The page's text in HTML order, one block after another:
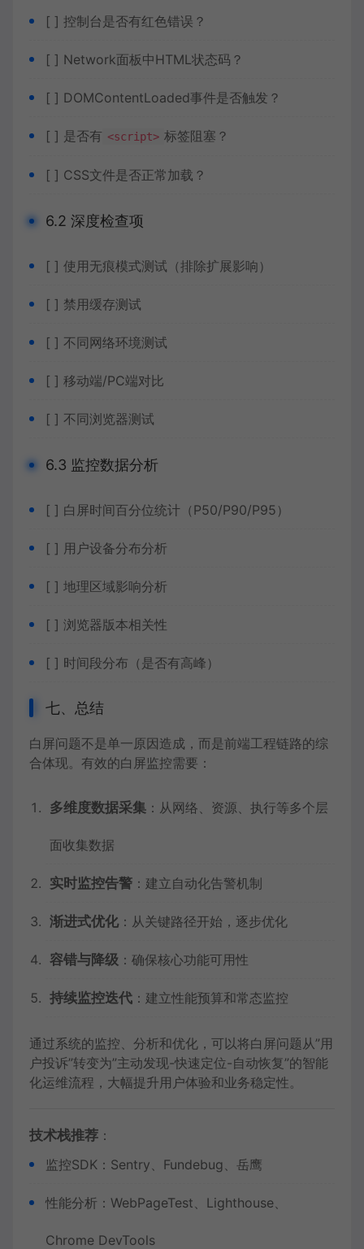
[ ] 控制台是否有红色错误？
[ ] Network面板中HTML状态码？
[ ] DOMContentLoaded事件是否触发？
[ ] 是否有 <script> 标签阻塞？
[ ] CSS文件是否正常加载？
6.2 深度检查项
[ ] 使用无痕模式测试（排除扩展影响）
[ ] 禁用缓存测试
[ ] 不同网络环境测试
[ ] 移动端/PC端对比
[ ] 不同浏览器测试
6.3 监控数据分析
[ ] 白屏时间百分位统计（P50/P90/P95）
[ ] 用户设备分布分析
[ ] 地理区域影响分析
[ ] 浏览器版本相关性
[ ] 时间段分布（是否有高峰）
七、总结
白屏问题不是单一原因造成，而是前端工程链路的综
合体现。有效的白屏监控需要：
多维度数据采集 ：从网络、资源、执行等多个层
面收集数据
实时监控告警 ：建立自动化告警机制
渐进式优化：从关键路径开始，逐步优化
容错与降级 ：确保核心功能可用性
持续监控迭代 ：建立性能预算和常态监控
通过系统的监控、分析和优化，可以将白屏问题从”用
户投诉”转变为”主动发现-快速定位-自动恢复”的智能
化运维流程，大幅提升用户体验和业务稳定性。
技术栈推荐 ：
监控SDK：Sentry、Fundebug、岳鹰
性能分析：WebPageTest、Lighthouse、
Chrome DevTools